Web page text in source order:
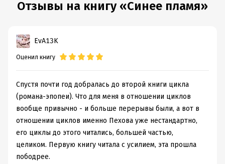
Отзывы на книгу «Синее пламя»
EvA13K
Оценил книгу
Спустя почти год добралась до второй книги цикла
(романа-эпопеи). Что для меня в отношении циклов
вообще привычно - и больше перерывы были, а вот в
отношении циклов именно Пехова уже нестандартно,
его циклы до этого читались, большей частью,
целиком. Первую книгу читала с усилием, эта прошла
пободрее.